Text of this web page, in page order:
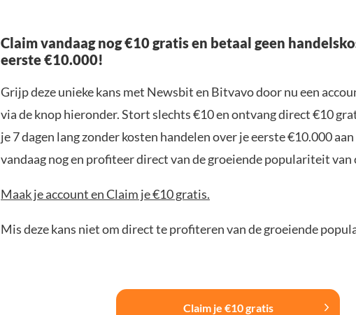
Claim vandaag nog €10 gratis en betaal geen
eerste €10.000!
Grijp deze unieke kans met Newsbit en Bitvavo door nu een
via de knop hieronder. Stort slechts €10 en ontvang direct €10
je 7 dagen lang zonder kosten handelen over je eerste €10.000
vandaag nog en profiteer direct van de groeiende populariteit van
Maak je account en Claim je €10 gratis.
Mis deze kans niet om direct te profiteren van de groeiende
Claim je €10 gratis